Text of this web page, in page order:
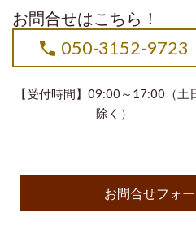
お問合せはこちら！
050-3152-9723
【受付時間】09:00～17:00（土
除く）
お問合せフォ